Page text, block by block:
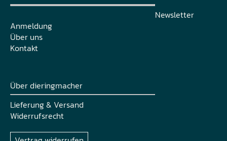
Newsletter
Anmeldung
Über uns
Kontakt
Über dieringmacher
Lieferung & Versand
Widerrufsrecht